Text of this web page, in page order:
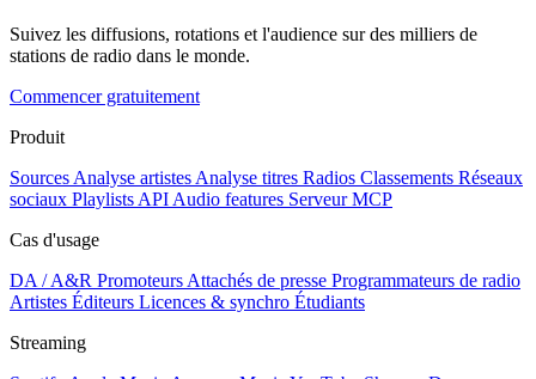
Suivez les diffusions, rotations et l'audience sur des milliers de
stations de radio dans le monde.
Commencer gratuitement
Produit
Sources Analyse artistes Analyse titres Radios Classements Réseaux
sociaux Playlists API Audio features Serveur MCP
Cas d'usage
DA / A&R Promoteurs Attachés de presse Programmateurs de radio
Artistes Éditeurs Licences & synchro Étudiants
Streaming